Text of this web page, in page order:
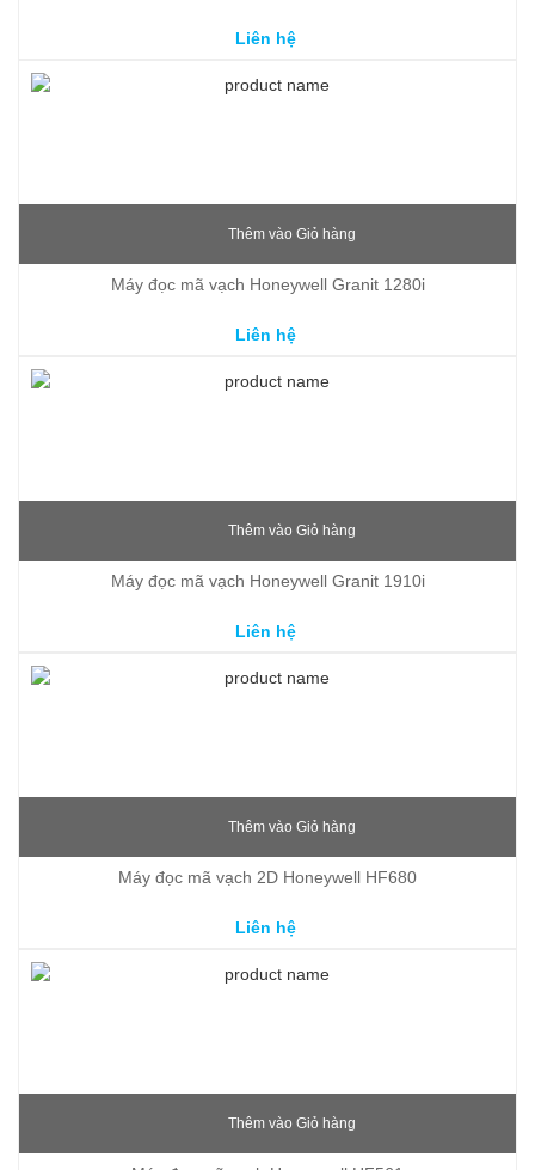
Liên hệ
Thêm vào Giỏ hàng
Máy đọc mã vạch Honeywell Granit 1280i
Liên hệ
Thêm vào Giỏ hàng
Máy đọc mã vạch Honeywell Granit 1910i
Liên hệ
Thêm vào Giỏ hàng
Máy đọc mã vạch 2D Honeywell HF680
Liên hệ
Thêm vào Giỏ hàng